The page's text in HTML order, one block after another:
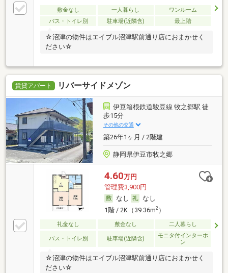
敷金なし 一人暮らし
ワンルーム
バス・トイレ別
駐車場(近隣含) 最上階
☆沼津の物件はエイブル沼津駅前通り店におまかせく
ださい☆
賃貸アパート リバーサイドメゾン
伊豆箱根鉄道駿豆線 牧之郷駅 徒
歩15分
その他の交通
築26年1ヶ月 / 2階建
静岡県伊豆市牧之郷
4.60万円
管理費3,900円
なし
なし
1階 / 2K（39.36m2）
礼金なし 敷金なし 二人暮らし
バス・トイレ別 駐車場(近隣含)
モニタ付インターホ
ン
☆沼津の物件はエイブル沼津駅前通り店におまかせく
ださい☆